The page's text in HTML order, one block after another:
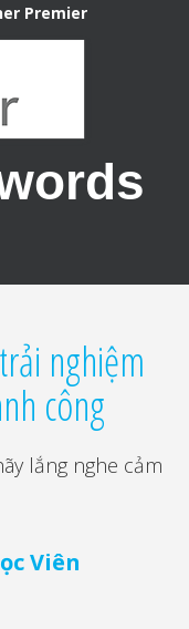
Premier
nghiệm
công
lắng nghe cảm
Viên